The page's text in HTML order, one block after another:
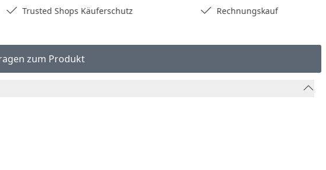
Trusted Shops Käuferschutz Rechnungskauf
zum Produkt